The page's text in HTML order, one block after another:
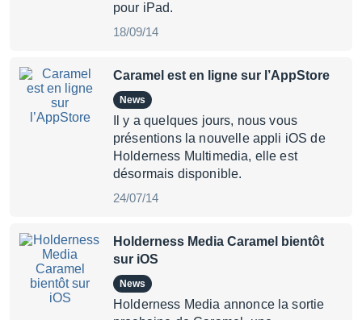
pour iPad.
18/09/14
Caramel est en ligne sur l’AppStore
News
Il y a quelques jours, nous vous
présentions la nouvelle appli iOS de
Holderness Multimedia, elle est
désormais disponible.
24/07/14
Holderness Media Caramel bientôt
sur iOS
News
Holderness Media annonce la sortie